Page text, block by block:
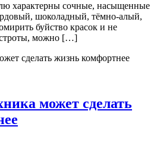
характерны сочные, насыщенные
шоколадный, тёмно-алый,
буйство красок и не
можно […]
может сделать